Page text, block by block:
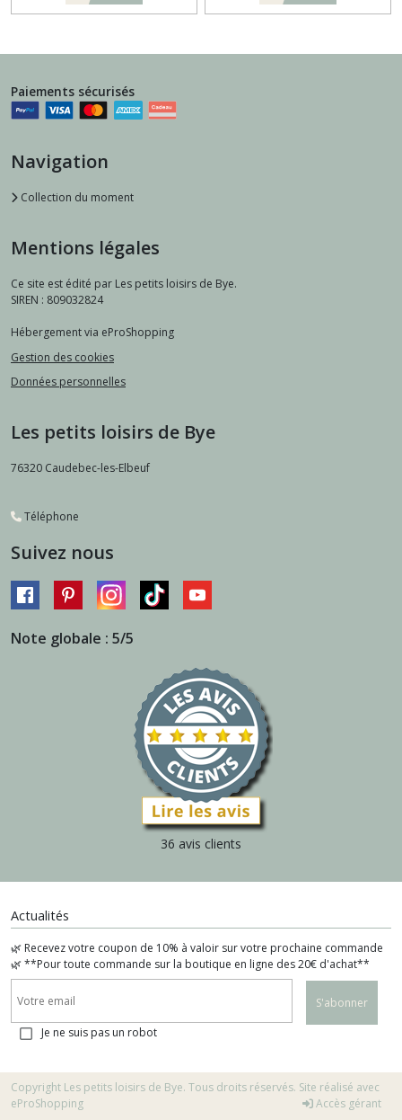
Paiements sécurisés
Navigation
Collection du moment
Mentions légales
Ce site est édité par Les petits loisirs de Bye.
SIREN : 809032824
Hébergement via eProShopping
Gestion des cookies
Données personnelles
Les petits loisirs de Bye
76320 Caudebec-les-Elbeuf
Téléphone
Suivez nous
Note globale : 5/5
36 avis clients
Actualités
🌿 Recevez votre coupon de 10% à valoir sur votre prochaine commande
🌿 **Pour toute commande sur la boutique en ligne des 20€ d'achat**
S'abonner
Je ne suis pas un robot
Copyright Les petits loisirs de Bye. Tous droits réservés. Site réalisé avec
eProShopping
Accès gérant